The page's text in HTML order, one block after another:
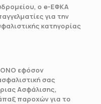
ο e-ΕΦΚΑ
για την
κατηγορίας
εφόσον
σας
Ασφάλισης,
παροχών για το